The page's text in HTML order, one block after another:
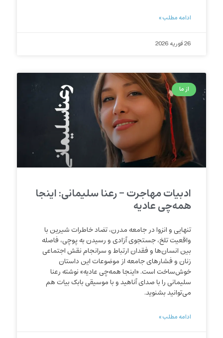
ادامه مطلب »
26 فوریه 2026
از ما
ادبیات مهاجرت – رعنا سلیمانی: اینجا
همه‌چی عادیه
تنهایی و انزوا در جامعه مدرن، تضاد خاطرات شیرین با
واقعیت تلخ، جستجوی آزادی و رسیدن به پوچی، فاصله
بین انسان‌ها و فقدان ارتباط و سرانجام نقش اجتماعی
زنان و فشارهای جامعه از موضوعات این داستان
خوش‌ساخت است. «اینجا همه‌چی عادیه» نوشته رعنا
سلیمانی را با صدای آناهید و با موسیقی بابک بیات هم
می‌توانید بشنوید.
ادامه مطلب »